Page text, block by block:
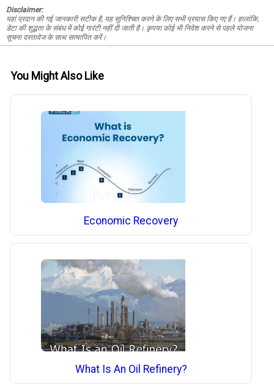
Disclaimer:
यहां प्रदान की गई जानकारी सटीक है, यह सुनिश्चित करने के लिए सभी प्रयास किए गए हैं। हालांकि,
डेटा की शुद्धता के संबंध में कोई गारंटी नहीं दी जाती है। कृपया कोई भी निवेश करने से पहले योजना
सूचना दस्तावेज के साथ सत्यापित करें।
You Might Also Like
Economic Recovery
What Is An Oil Refinery?